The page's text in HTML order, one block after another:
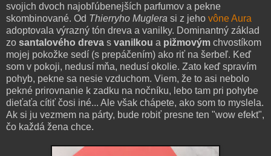
svojich dvoch najobľúbenejších parfumov a pekne
skombinované. Od Thierryho Muglera si z jeho vône Aura
adoptovala výrazný tón dreva a vanilky. Dominantný základ
zo santalového dreva s vanilkou a pižmovým chvostíkom
mojej pokožke sedí (s prepáčením) ako riť na šerbeľ. Keď
som v pokoji, nedusí mňa, nedusí okolie. Zato keď spravím
pohyb, pekne sa nesie vzduchom. Viem, že to asi nebolo
pekné prirovnanie k zadku na nočníku, lebo tam pri pohybe
dieťaťa cítiť čosi iné... Ale však chápete, ako som to myslela.
Ak si ju vezmem na párty, bude robiť presne ten "wow efekt",
čo každá žena chce.